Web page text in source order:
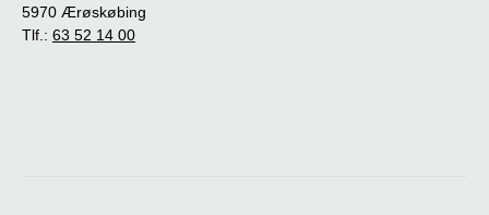
5970 Ærøskøbing
Tlf.: 63 52 14 00